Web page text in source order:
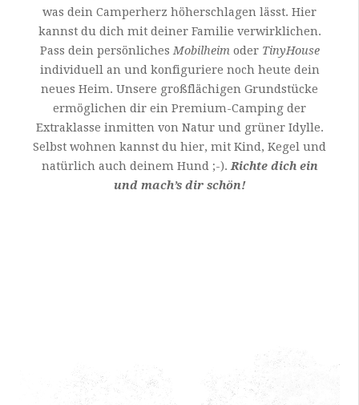
was dein Camperherz höherschlagen lässt. Hier
kannst du dich mit deiner Familie verwirklichen.
Pass dein persönliches Mobilheim oder TinyHouse
individuell an und konfiguriere noch heute dein
neues Heim. Unsere großflächigen Grundstücke
ermöglichen dir ein Premium-Camping der
Extraklasse inmitten von Natur und grüner Idylle.
Selbst wohnen kannst du hier, mit Kind, Kegel und
natürlich auch deinem Hund ;-). Richte dich ein
und mach’s dir schön!